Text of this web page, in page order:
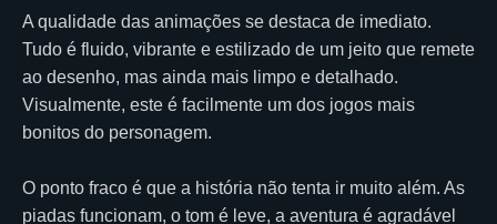
A qualidade das animações se destaca de imediato.
Tudo é fluido, vibrante e estilizado de um jeito que remete
ao desenho, mas ainda mais limpo e detalhado.
Visualmente, este é facilmente um dos jogos mais
bonitos do personagem.
O ponto fraco é que a história não tenta ir muito além. As
piadas funcionam, o tom é leve, a aventura é agradável